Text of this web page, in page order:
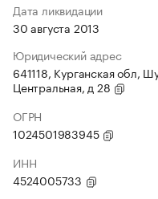
Дата ликвидации
30 августа 2013
Юридический адрес
641118, Курганская обл,
Центральная, д 28
ОГРН
1024501983945
ИНН
4524005733